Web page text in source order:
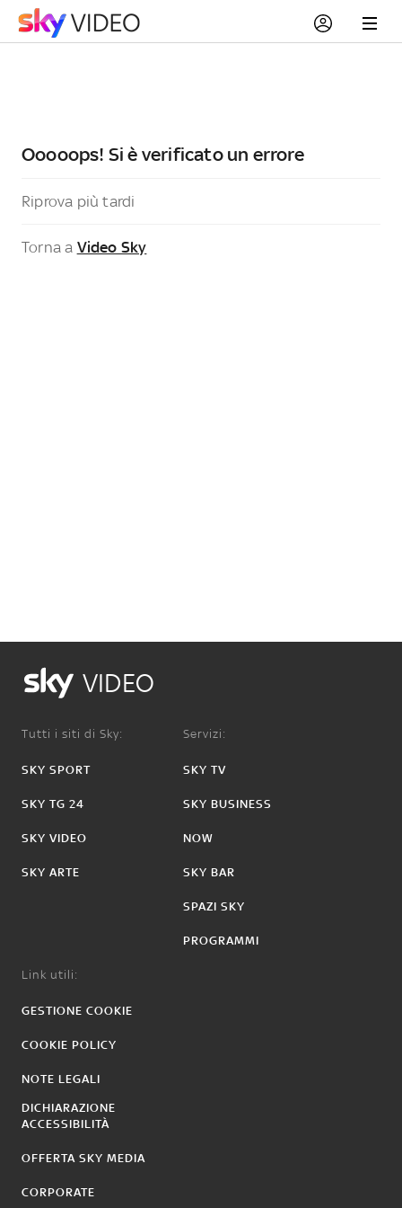
Ooooops! Si è verificato un errore
Riprova più tardi
Torna a Video Sky
VIDEO
Tutti i siti di Sky:
SKY SPORT
SKY TG 24
SKY VIDEO
SKY ARTE
Servizi:
SKY TV
SKY BUSINESS
NOW
SKY BAR
SPAZI SKY
PROGRAMMI
Link utili:
GESTIONE COOKIE
COOKIE POLICY
NOTE LEGALI
DICHIARAZIONE
ACCESSIBILITÀ
OFFERTA SKY MEDIA
CORPORATE